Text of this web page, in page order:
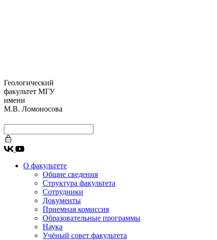
Геологический
факультет МГУ
имени
М.В. Ломоносова
О факультете
Общие сведения
Структура факультета
Сотрудники
Документы
Приемная комиссия
Образовательные программы
Наука
Учёный совет факультета